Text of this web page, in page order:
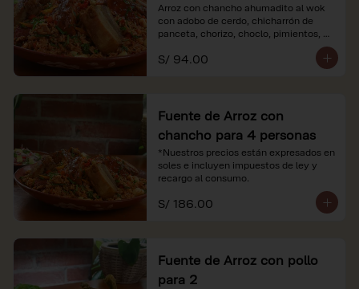
Arroz con chancho ahumadito al wok
con adobo de cerdo, chicharrón de
panceta, chorizo, choclo, pimientos,
*Nuestros precios están expresados en
S/ 94.00
Fuente de Arroz con
chancho para 4 personas
*Nuestros precios están expresados en
soles e incluyen impuestos de ley y
recargo al consumo.
S/ 186.00
Fuente de Arroz con pollo
para 2